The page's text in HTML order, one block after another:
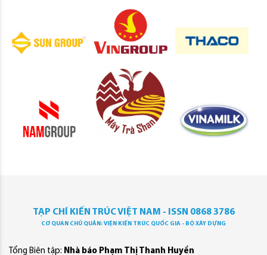
TẠP CHÍ KIẾN TRÚC VIỆT NAM - ISSN 0868 3786
CƠ QUAN CHỦ QUẢN: VIỆN KIẾN TRÚC QUỐC GIA - BỘ XÂY DỰNG
Tổng Biên tập: Nhà báo Phạm Thị Thanh Huyền